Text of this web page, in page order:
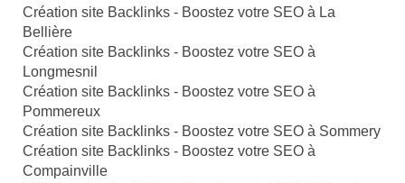
Création site Backlinks - Boostez votre SEO à La
Bellière
Création site Backlinks - Boostez votre SEO à
Longmesnil
Création site Backlinks - Boostez votre SEO à
Pommereux
Création site Backlinks - Boostez votre SEO à Sommery
Création site Backlinks - Boostez votre SEO à
Compainville